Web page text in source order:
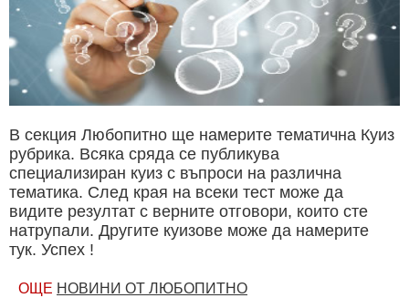
В секция Любопитно ще намерите тематична Куиз
рубрика. Всяка сряда се публикува
специализиран куиз с въпроси на различна
тематика. След края на всеки тест може да
видите резултат с верните отговори, които сте
натрупали. Другите куизове може да намерите
тук. Успех !
ОЩЕ НОВИНИ ОТ ЛЮБОПИТНО